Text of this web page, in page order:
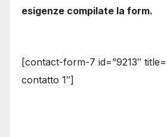
esigenze compilate la form.
[contact-form-7 id=”9213″
contatto 1″]